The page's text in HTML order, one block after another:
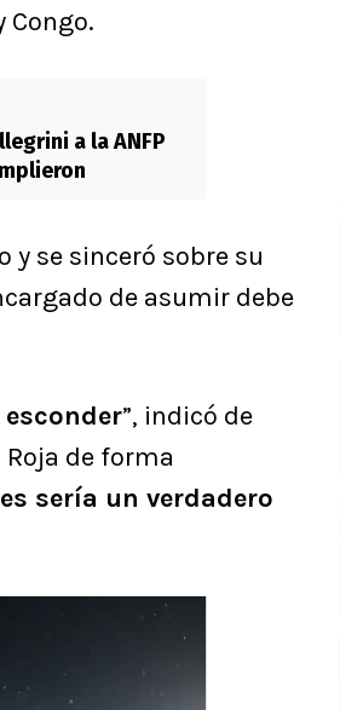
a la ANFP
y se sinceró sobre su
de asumir debe
”, indicó de
de forma
sería un verdadero